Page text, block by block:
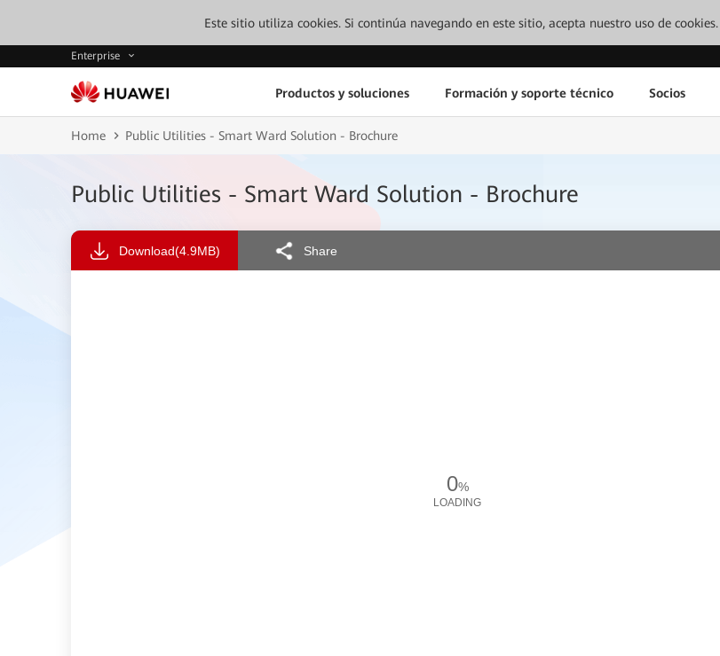
Este sitio utiliza cookies. Si continúa navegando en este sitio, acepta nuestro uso de cookies.
Enterprise
Productos y soluciones Formación y soporte técnico Socios
Home Public Utilities - Smart Ward Solution - Brochure
Public Utilities - Smart Ward Solution - Brochure
Download(4.9MB) Share
0%
LOADING